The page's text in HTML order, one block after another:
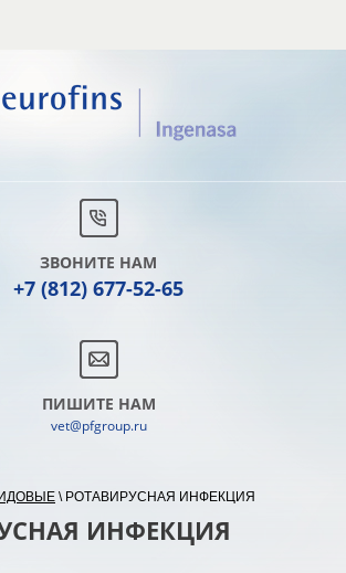
ЗВОНИТЕ НАМ
+7 (812) 677-52-65
ПИШИТЕ НАМ
vet@pfgroup.ru
\ РОТАВИРУСНАЯ ИНФЕКЦИЯ
ИНФЕКЦИЯ